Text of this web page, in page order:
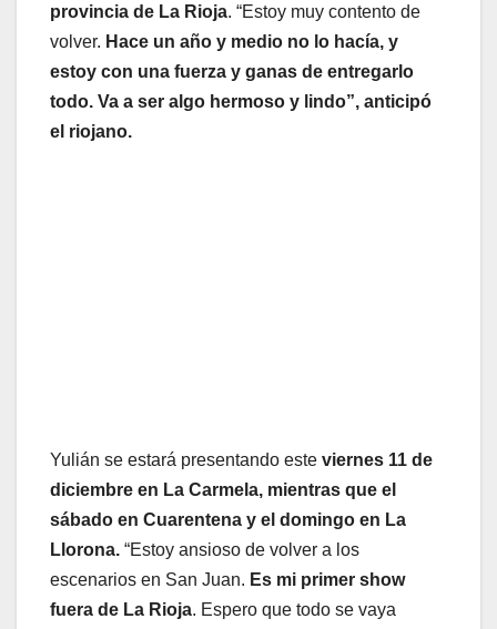
provincia de La Rioja. “Estoy muy contento de
volver. Hace un año y medio no lo hacía, y
estoy con una fuerza y ganas de entregarlo
todo. Va a ser algo hermoso y lindo”, anticipó
el riojano.
Yulián se estará presentando este viernes 11 de
diciembre en La Carmela, mientras que el
sábado en Cuarentena y el domingo en La
Llorona. “Estoy ansioso de volver a los
escenarios en San Juan. Es mi primer show
fuera de La Rioja. Espero que todo se vaya